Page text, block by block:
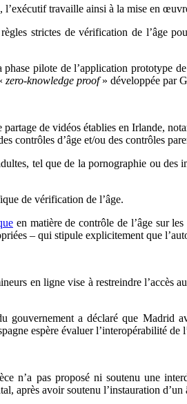
travaille ainsi à la mise en
strictes de vérification de l’âge
pilote de l’application prototype
zero-knowledge proof» développée par
partage de vidéos établies en Irlande,
contrôles d’âge et/ou des contrôles
tel que de la pornographie ou
de vérification de l’âge.
en matière de contrôle de l’âge sur
– qui stipule explicitement que
en ligne vise à restreindre l’accès
gouvernement a déclaré que Madrid
espère évaluer l’interopérabilité de
n’a pas proposé ni soutenu une
après avoir soutenu l’instauration